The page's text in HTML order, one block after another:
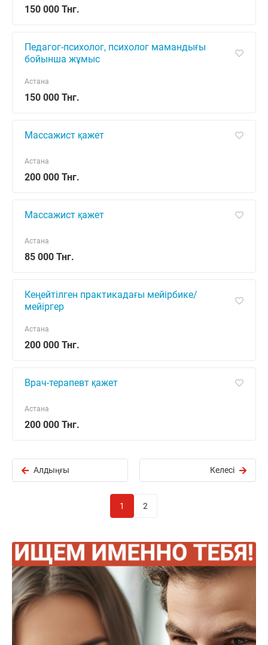
150 000 Тнг.
Педагог-психолог, психолог мамандығы
бойынша жұмыс
150 000 Тнг.
Астана
Массажист қажет
200 000 Тнг.
Астана
Массажист қажет
85 000 Тнг.
Астана
Кеңейтілген практикадағы мейірбике/
мейіргер
200 000 Тнг.
Астана
Врач-терапевт қажет
200 000 Тнг.
Астана
Алдыңғы Келесі
1 2